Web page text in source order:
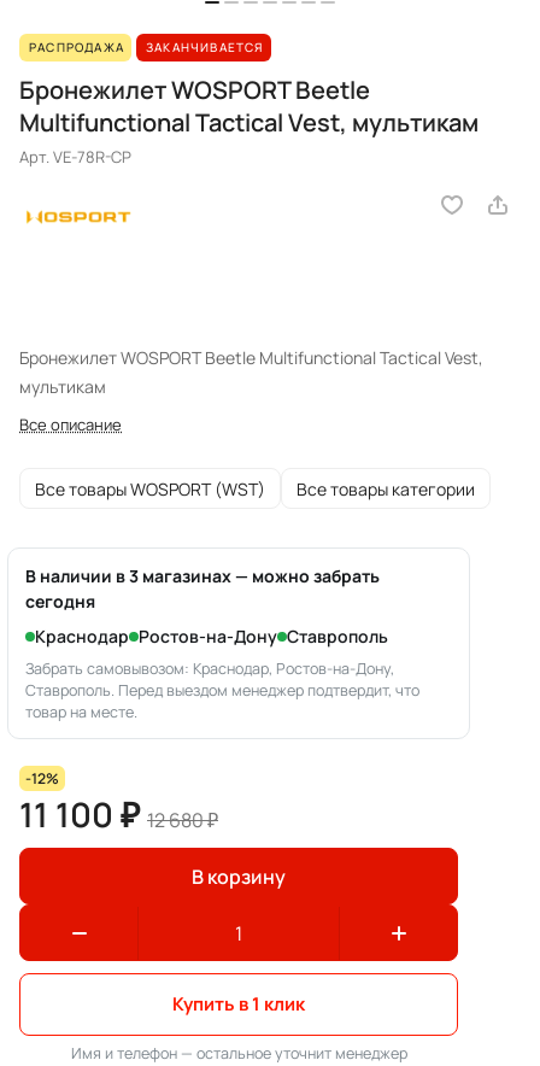
РАСПРОДАЖА ЗАКАНЧИВАЕТСЯ
Бронежилет WOSPORT Beetle
Multifunctional Tactical Vest, мультикам
Арт.VE-78R-CP
Бронежилет WOSPORT Beetle Multifunctional Tactical Vest,
мультикам
Все описание
Все товары WOSPORT (WST) Все товары категории
В наличии в 3 магазинах — можно забрать
сегодня
Краснодар Ростов-на-Дону Ставрополь
Забрать самовывозом: Краснодар, Ростов-на-Дону,
Ставрополь. Перед выездом менеджер подтвердит, что
товар на месте.
-12%
11 100 ₽ 12 680 ₽
В корзину
Купить в 1 клик
Имя и телефон — остальное уточнит менеджер